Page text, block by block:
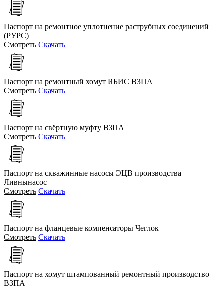
Паспорт на ремонтное уплотнение раструбных соединений
(РУРС)
Смотреть Скачать
Паспорт на ремонтный хомут ИБИС ВЗПА
Смотреть Скачать
Паспорт на свёртную муфту ВЗПА
Смотреть Скачать
Паспорт на скважинные насосы ЭЦВ производства
Ливнынасос
Смотреть Скачать
Паспорт на фланцевые компенсаторы Чеглок
Смотреть Скачать
Паспорт на хомут штампованный ремонтный производство
ВЗПА